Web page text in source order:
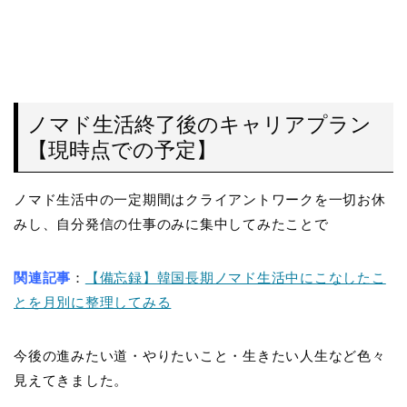
ノマド生活終了後のキャリアプラン
【現時点での予定】
ノマド生活中の一定期間はクライアントワークを一切お休
みし、自分発信の仕事のみに集中してみたことで
関連記事 ：
【備忘録】韓国長期ノマド生活中にこなしたこ
とを月別に整理してみる
今後の進みたい道・やりたいこと・生きたい人生など色々
見えてきました。